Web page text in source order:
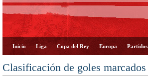
Inicio Liga Copa del Rey Europa Partidos
Clasificación de goles marcados